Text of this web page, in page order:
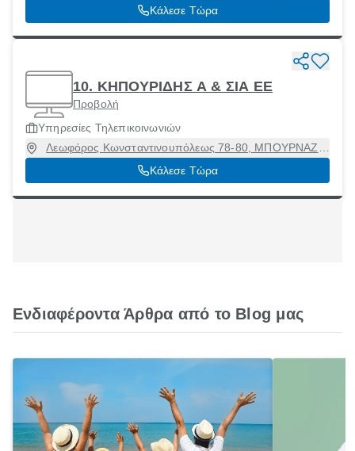
Κάλεσε Τώρα
10. ΚΗΠΟΥΡΙΔΗΣ Α & ΣΙΑ ΕΕ
Προβολή
Υπηρεσίες Τηλεπικοινωνιών
Λεωφόρος Κωνσταντινουπόλεως 78-80, ΜΠΟΥΡΝΑΖΙ
(ΝΕΑ ΣΕΠΟΛΙΑ), Περιστέρι, Αττική, 12133
Κάλεσε Τώρα
Ενδιαφέροντα Άρθρα από το Blog μας